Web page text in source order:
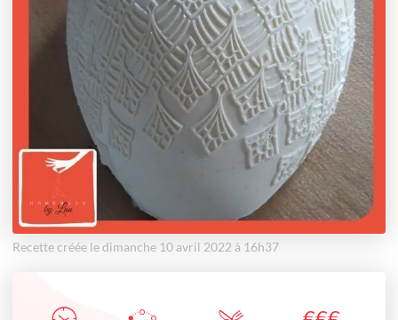
Recette créée le dimanche 10 avril 2022 à 16h37